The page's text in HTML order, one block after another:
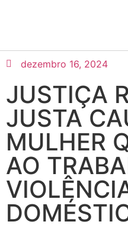
dezembro 16, 2024
JUSTIÇA
JUSTA
MULHER
AO